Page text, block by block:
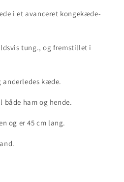
i et avanceret kongekæde-
tung., og fremstillet i
kæde.
både ham og hende.
og er 45 cm lang.